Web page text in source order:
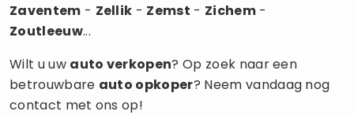
Zaventem - Zellik - Zemst - Zichem-
Zoutleeuw...
Wilt u uw auto verkopen? Op zoek naar een
betrouwbare auto opkoper? Neem vandaag nog
contact met ons op!